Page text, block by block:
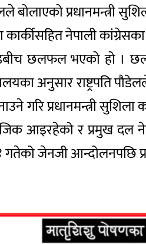
बोलाएको
कार्कीसहित नेपाली
छलफल भएको हो ।
अनुसार राष्ट्रपति
गरि प्रधानमन्त्री
आइरहेको र प्रमुख दल
जेनजी आन्दोलनपछि